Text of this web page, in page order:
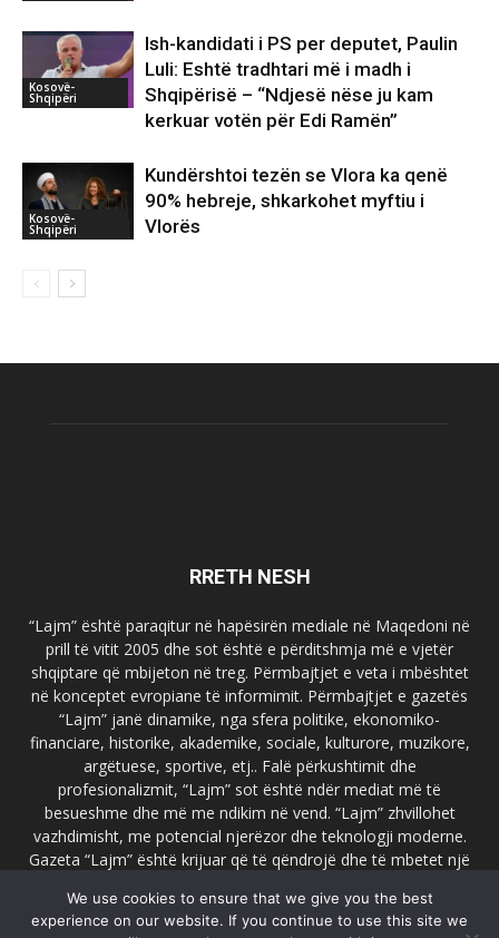
Kosovë-
Shqipëri
Ish-kandidati i PS per deputet, Paulin
Luli: Eshtë tradhtari më i madh i
Shqipërisë – “Ndjesë nëse ju kam
kerkuar votën për Edi Ramën”
Kosovë-
Shqipëri
Kundërshtoi tezën se Vlora ka qenë
90% hebreje, shkarkohet myftiu i
Vlorës
RRETH NESH
“Lajm” është paraqitur në hapësirën mediale në Maqedoni në
prill të vitit 2005 dhe sot është e përditshmja më e vjetër
shqiptare që mbijeton në treg. Përmbajtjet e veta i mbështet
në konceptet evropiane të informimit. Përmbajtjet e gazetës
“Lajm” janë dinamike, nga sfera politike, ekonomiko-
financiare, historike, akademike, sociale, kulturore, muzikore,
argëtuese, sportive, etj.. Falë përkushtimit dhe
profesionalizmit, “Lajm” sot është ndër mediat më të
besueshme dhe më me ndikim në vend. “Lajm” zhvillohet
vazhdimisht, me potencial njerëzor dhe teknologji moderne.
Gazeta “Lajm” është krijuar që të qëndrojë dhe të mbetet një
faqja zyrtare e gazetës “Lajm”, www.lajmpress.org është një
ndër portalet më të njohur në Maqedoni.
We use cookies to ensure that we give you the best
experience on our website. If you continue to use this site we